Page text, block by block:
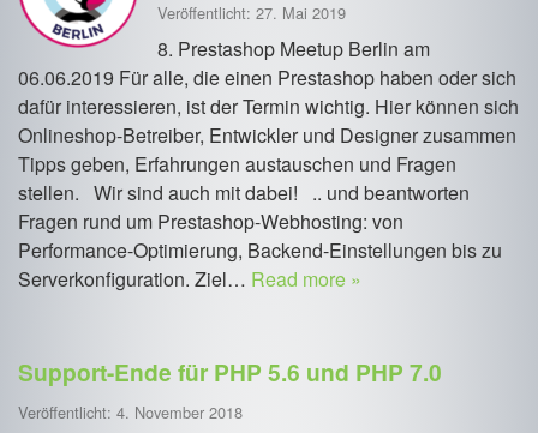
Veröffentlicht: 27. Mai 2019
8. Prestashop Meetup Berlin am
06.06.2019 Für alle, die einen Prestashop haben oder sich
dafür interessieren, ist der Termin wichtig. Hier können sich
Onlineshop-Betreiber, Entwickler und Designer zusammen
Tipps geben, Erfahrungen austauschen und Fragen
stellen. Wir sind auch mit dabei! .. und beantworten
Fragen rund um Prestashop-Webhosting: von
Performance-Optimierung, Backend-Einstellungen bis zu
Serverkonfiguration. Ziel… Read more »
Support-Ende für PHP 5.6 und PHP 7.0
Veröffentlicht: 4. November 2018